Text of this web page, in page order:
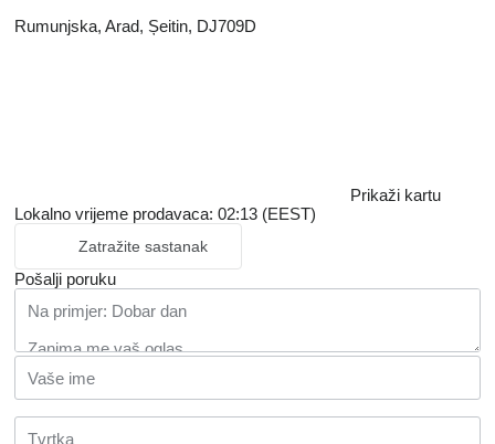
Rumunjska, Arad, Șeitin, DJ709D
Prikaži kartu
Lokalno vrijeme prodavaca: 02:13 (EEST)
Zatražite sastanak
Pošalji poruku